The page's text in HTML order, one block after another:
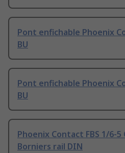
Pont enfichable Phoenix
BU
Pont enfichable Phoenix
BU
Phoenix Contact FBS 1/6-
Borniers rail DIN